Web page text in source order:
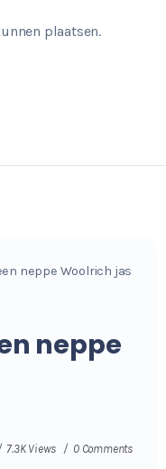
plaatsen.
neppe Woolrich jas
neppe
7.3K Views 0 Comments